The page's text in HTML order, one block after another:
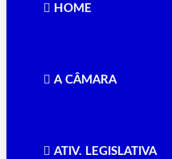
navigationHOME
A CÂMARA
ATIV. LEGISLATIVA